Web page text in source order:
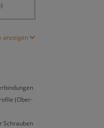
anzeigen
(Ober-
Schrauben